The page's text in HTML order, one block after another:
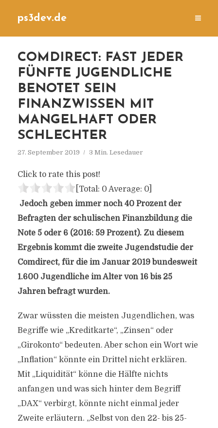
ps3dev.de
COMDIRECT: FAST JEDER
FÜNFTE JUGENDLICHE
BENOTET SEIN
FINANZWISSEN MIT
MANGELHAFT ODER
SCHLECHTER
27. September 2019 3 Min. Lesedauer
Click to rate this post!
[Total: 0 Average: 0]
Jedoch geben immer noch 40 Prozent der
Befragten der schulischen Finanzbildung die
Note 5 oder 6 (2016: 59 Prozent). Zu diesem
Ergebnis kommt die zweite Jugendstudie der
Comdirect, für die im Januar 2019 bundesweit
1.600 Jugendliche im Alter von 16 bis 25
Jahren befragt wurden.
Zwar wüssten die meisten Jugendlichen, was
Begriffe wie „Kreditkarte“, „Zinsen“ oder
„Girokonto“ bedeuten. Aber schon ein Wort wie
„Inflation“ könnte ein Drittel nicht erklären.
Mit „Liquidität“ könne die Hälfte nichts
anfangen und was sich hinter dem Begriff
„DAX“ verbirgt, könnte nicht einmal jeder
Zweite erläutern. „Selbst von den 22- bis 25-